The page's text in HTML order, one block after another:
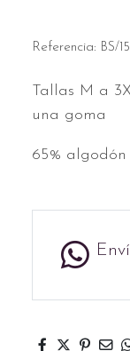
Referencia: BS/15
Tallas M a
una goma
65% algodón